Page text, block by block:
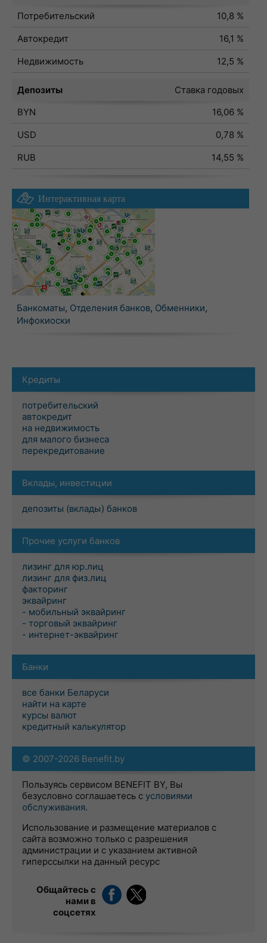
Потребительский
10,8 %
Автокредит
16,1 %
Недвижимость
12,5 %
Депозиты
Ставка годовых
BYN
16,06 %
USD
0,78 %
RUB
14,55 %
Интерактивная карта
Банкоматы, Отделения банков, Обменники,
Инфокиоски
Кредиты
потребительский
автокредит
на недвижимость
для малого бизнеса
перекредитование
Вклады, инвестиции
депозиты (вклады) банков
Прочие услуги банков
лизинг для юр.лиц
лизинг для физ.лиц
факторинг
эквайринг
- мобильный эквайринг
- торговый эквайринг
- интернет-эквайринг
Банки
все банки Беларуси
найти на карте
курсы валют
кредитный калькулятор
© 2007-2026 Benefit.by
Пользуясь сервисом BENEFIT BY, Вы
безусловно соглашаетесь с условиями
обслуживания.
Использование и размещение материалов с
сайта возможно только с разрешения
администрации и с указанием активной
гиперссылки на данный ресурс
Общайтесь с
нами в
соцсетях